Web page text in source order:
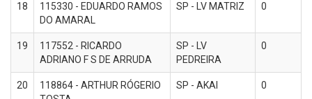
18
115330 - EDUARDO RAMOS
DO AMARAL
SP - LV MATRIZ 0
19
117552 - RICARDO
ADRIANO F S DE ARRUDA
SP - LV
PEDREIRA
0
20
118864 - ARTHUR RÓGERIO
SP - AKAI 0